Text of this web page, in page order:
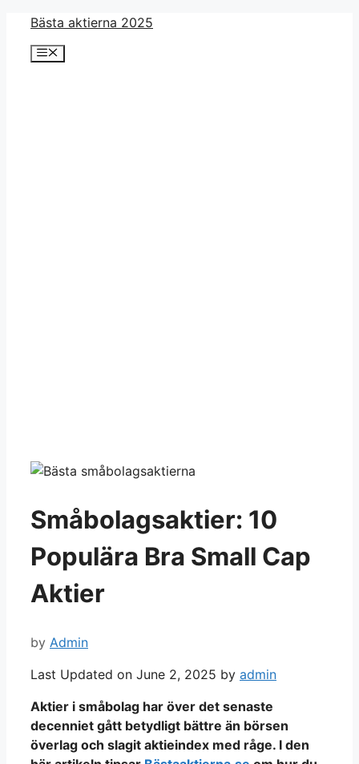
Skip
content
Bästa aktierna 2025
Menu
Småbolagsaktier: 10
Populära Bra Small Cap
Aktier
by Admin
Last Updated on June 2, 2025 by admin
Aktier i småbolag har över det senaste
decenniet gått betydligt bättre än börsen
överlag och slagit aktieindex med råge. I den